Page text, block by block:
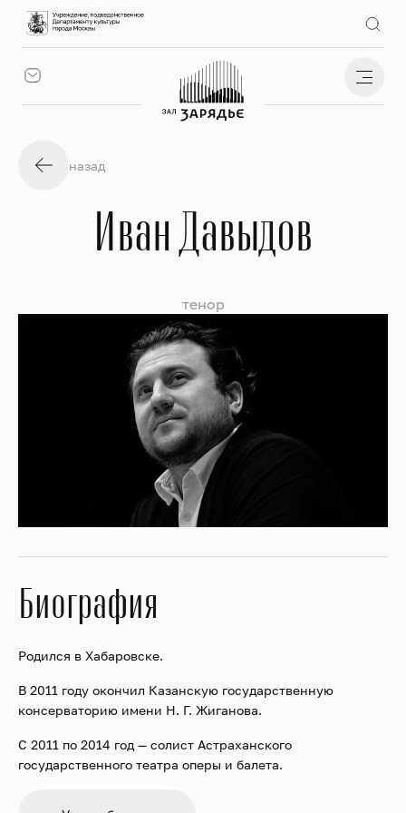
назад
Иван Давыдов
тенор
Биография
Родился в Хабаровске.
В 2011 году окончил Казанскую государственную
консерваторию имени Н. Г. Жиганова.
С 2011 по 2014 год — солист Астраханского
государственного театра оперы и балета.